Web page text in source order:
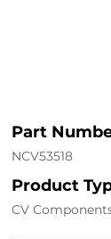
Part
NCV53518
Product
CV